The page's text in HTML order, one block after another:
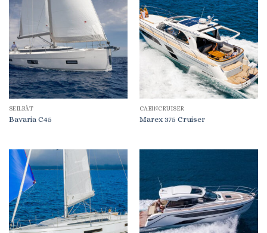
SEILBÅT
Bavaria C45
CABINCRUISER
Marex 375 Cruiser